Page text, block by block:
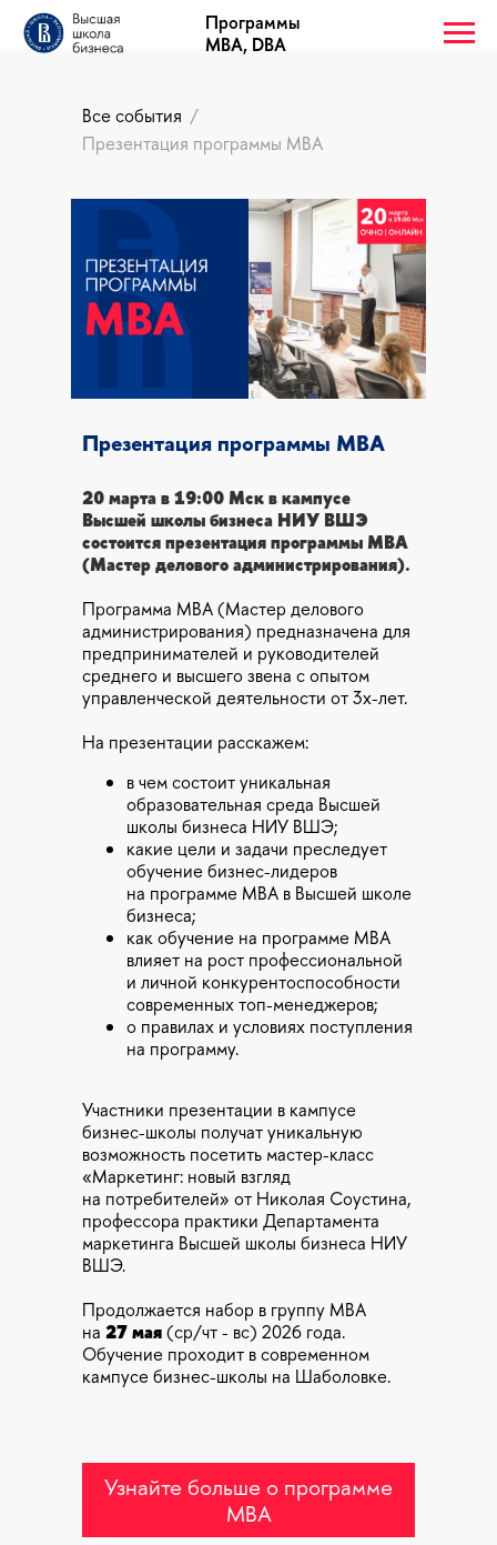
Программы
MBA, DBA
Презентация программы MBA
20 марта в 19:00 Мск в кампусе
Высшей школы бизнеса НИУ ВШЭ
состоится презентация программы МВА
(Мастер делового администрирования).
Программа МВА (Мастер делового
администрирования) предназначена для
предпринимателей и руководителей
среднего и высшего звена с опытом
управленческой деятельности от 3х-лет.
На презентации расскажем:
в чем состоит уникальная
образовательная среда Высшей
школы бизнеса НИУ ВШЭ;
какие цели и задачи преследует
обучение бизнес-лидеров
на программе МВА в Высшей школе
бизнеса;
как обучение на программе МВА
влияет на рост профессиональной
и личной конкурентоспособности
современных топ-менеджеров;
о правилах и условиях поступления
на программу.
Все события
Презентация программы MBA
/
Участники презентации в кампусе
бизнес-школы получат уникальную
возможность посетить мастер-класс
«Маркетинг: новый взгляд
на потребителей» от Николая Соустина,
профессора практики Департамента
маркетинга Высшей школы бизнеса НИУ
ВШЭ.
Продолжается набор в группу MBA
на 27 мая(ср/чт - вс) 2026 года.
Обучение проходит в современном
кампусе бизнес-школы на Шаболовке.
Узнайте больше о программе
MBA